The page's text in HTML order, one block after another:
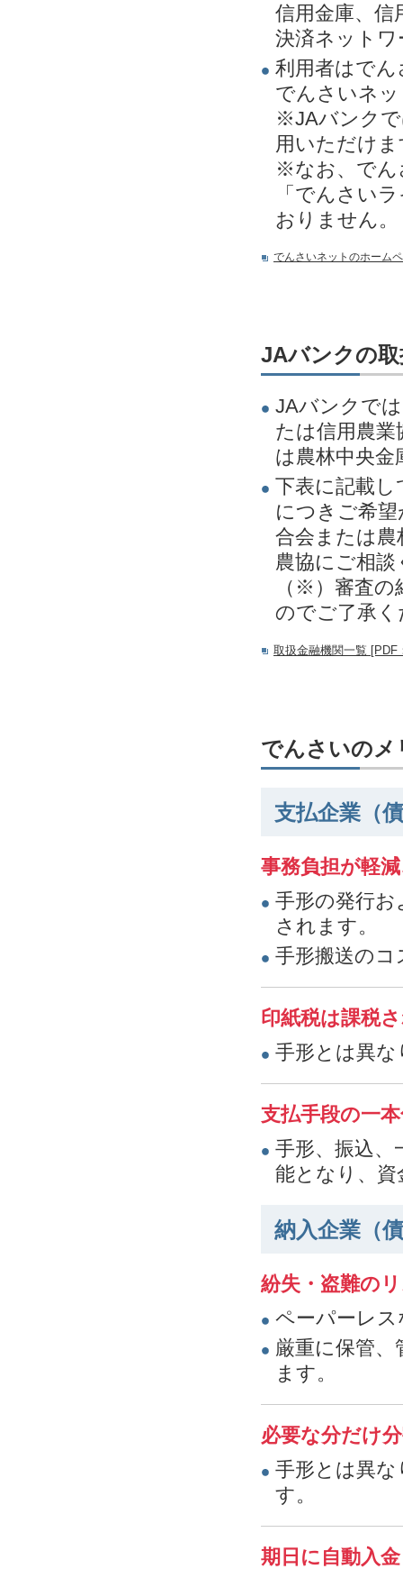
信用金庫、信
決済ネット
利用者はで
でんさいネ
※JAバンクで
用いただけま
※なお、でん
「でんさい
おりません。
でんさいネットのホーム
JAバンクの
JAバンクで
たは信用農業
は農林中央
下表に記載
につきご希
合会または
農協にご相
（※）審査
のでご了承
取扱金融機関一覧 [PDF
でんさいのメ
支払企業（
事務負担が軽
手形の発行お
されます。
手形搬送の
印紙税は課税
手形とは異
支払手段の一
手形、振込、
能となり、資
納入企業（
紛失・盗難の
ペーパーレ
厳重に保管
ます。
必要な分だけ
手形とは異
す。
期日に自動入